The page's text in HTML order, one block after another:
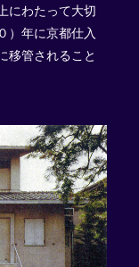
にわたって大切
）年に京都仕入
移管されること